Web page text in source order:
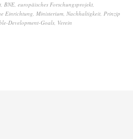
, BNE, europäisches Forschungsprojekt,
Einrichtung, Ministerium, Nachhaltigkeit, Prinzip
Development-Goals, Verein